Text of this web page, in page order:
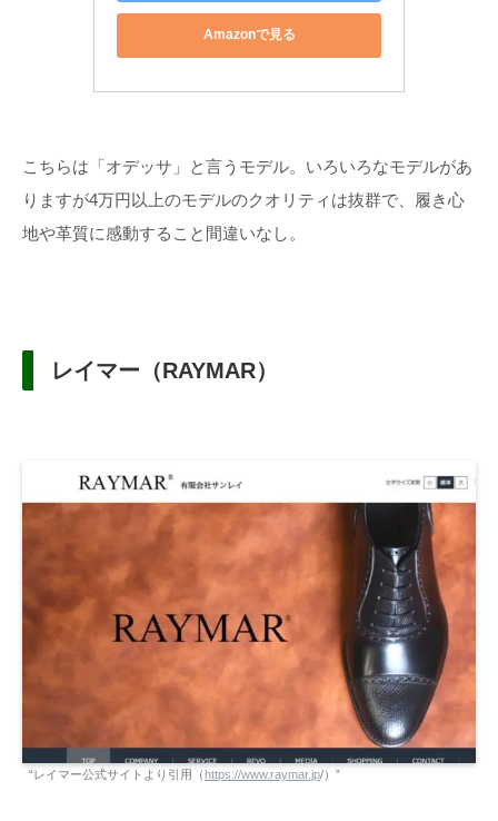
Amazonで見る
こちらは「オデッサ」と言うモデル。いろいろなモデルがあ
りますが4万円以上のモデルのクオリティは抜群で、履き心
地や革質に感動すること間違いなし。
レイマー（RAYMAR）
“レイマー公式サイトより引用（https://www.raymar.jp/）”